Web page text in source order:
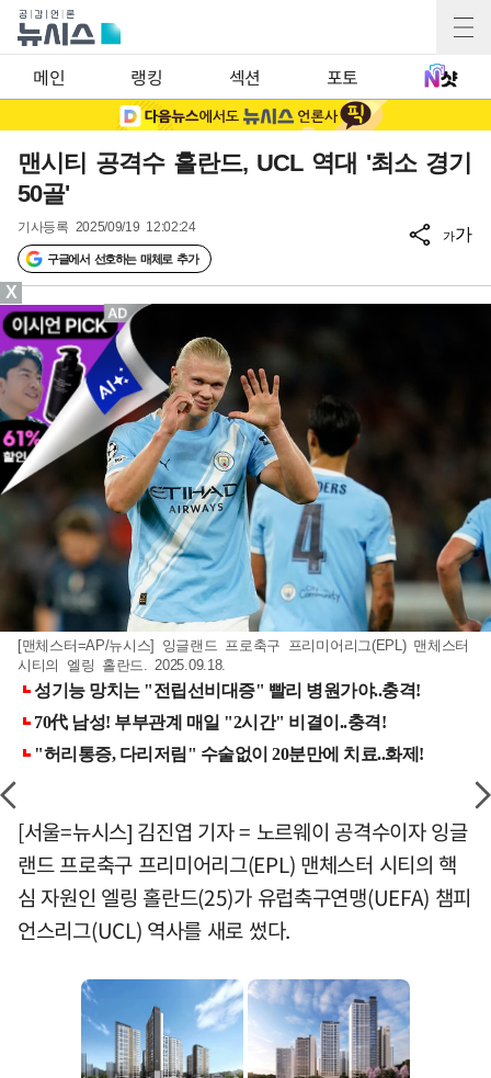
메인 랭킹 섹션 포토
맨시티 공격수 홀란드, UCL 역대 '최소 경기
50골'
기사등록 2025/09/19 12:02:24
구글에서 선호하는 매체로 추가
가가
[맨체스터=AP/뉴시스] 잉글랜드 프로축구 프리미어리그(EPL) 맨체스터
시티의 엘링 홀란드. 2025.09.18.
[서울=뉴시스] 김진엽 기자 = 노르웨이 공격수이자 잉글
랜드 프로축구 프리미어리그(EPL) 맨체스터 시티의 핵
심 자원인 엘링 홀란드(25)가 유럽축구연맹(UEFA) 챔피
언스리그(UCL) 역사를 새로 썼다.
X